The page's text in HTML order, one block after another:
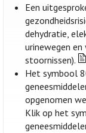
Een
dehydratie,
urinewegen
stoornissen).
Het symbool
opgenomen
Klik op het